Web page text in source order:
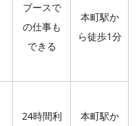
ブースで
の仕事も
できる
本町駅か
ら徒歩1分
24時間利
本町駅か